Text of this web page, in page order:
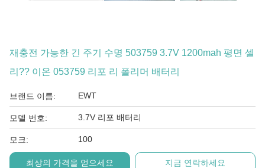
재충전 가능한 긴 주기 수명 503759 3.7V 1200mah 평면 셀
리?? 이온 053759 리포 리 폴리머 배터리
브랜드 이름: EWT
모델 번호: 3.7V 리포 배터리
모크: 100
최상의 가격을 얻으세요 지금 연락하세요